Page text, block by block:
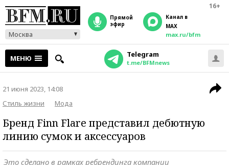
16+
Москва
прямой
эфир
Канал в
MAX
max.ru/bfm
МЕНЮ Telegram
t.me/BFMnews
21 июня 2023, 14:08
Стиль жизни
Мода
Бренд Finn Flare представил дебютную
линию сумок и аксессуаров
Это сделано в рамках ребрендинга компании